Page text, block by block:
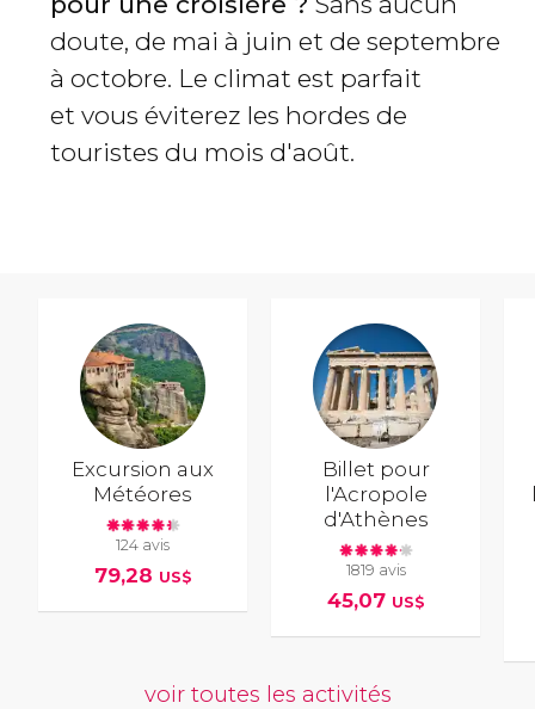
doute, de mai à juin et de septembre
à octobre. Le climat est parfait
et vous éviterez les hordes de
touristes du mois d'août.
Excursion aux
Météores
124 avis
79,28 US$
Billet pour
l'Acropole
d'Athènes
1819 avis
45,07 US$
voir toutes les activités